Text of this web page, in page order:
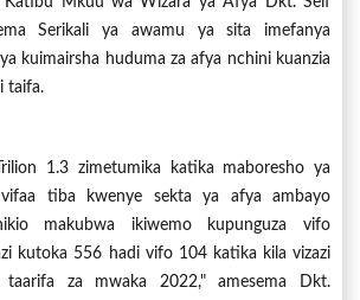
Serikali ya awamu ya sita imefanya
kuimairsha huduma za afya nchini kuanzia
taifa.
1.3 zimetumika katika maboresho ya
tiba kwenye sekta ya afya ambayo
makubwa ikiwemo kupunguza vifo
kutoka 556 hadi vifo 104 katika kila vizazi
za mwaka 2022," amesema Dkt.